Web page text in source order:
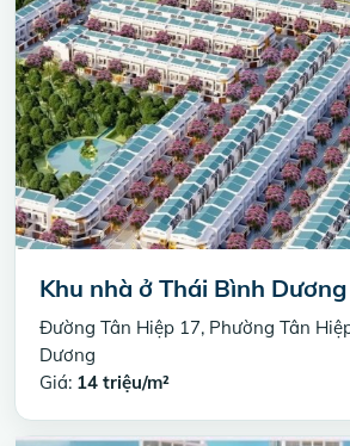
Khu nhà ở Thái Bình
Đường Tân Hiệp 17, Phường Tân
Dương
Giá: 14 triệu/m²